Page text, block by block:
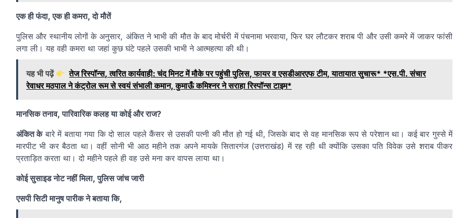
एक ही फंदा, एक ही कमरा, दो मौतें
पुलिस और स्थानीय लोगों के अनुसार, अंकित ने भाभी की मौत के बाद मोर्चरी में पंचनामा भरवाया, फिर घर लौटकर शराब पी और उसी कमरे में जाकर फांसी
लगा ली। यह वही कमरा था जहां कुछ घंटे पहले उसकी भाभी ने आत्महत्या की थी।
यह भी पढ़ें
तेज रिस्पॉन्स, त्वरित कार्यवाही: चंद मिनट में मौके पर पहुंची पुलिस, फायर व एसडीआरएफ टीम, यातायात सुचारू* *एस.पी. संचार
रेवाधर मठपाल ने कंट्रोल रूम से स्वयं संभाली कमान, कुमाऊँ कमिश्नर ने सराहा रिस्पॉन्स टाइम*
मानसिक तनाव, पारिवारिक कलह या कोई और राज?
अंकित केबारे में बताया गया कि दो साल पहले कैंसर से उसकी पत्नी की मौत हो गई थी, जिसके बाद से वह मानसिक रूप से परेशान था। कई बार गुस्से में
मारपीट भी कर बैठता था। वहीं सोनी भी आठ महीने तक अपने मायके सितारगंज (उत्तराखंड) में रह रही थी क्योंकि उसका पति विवेक उसे शराब पीकर
प्रताड़ित करता था। दो महीने पहले ही वह उसे मना कर वापस लाया था।
कोई सुसाइड नोट नहीं मिला, पुलिस जांच जारी
एसपी सिटी मानुष पारीक ने बताया कि,